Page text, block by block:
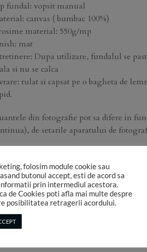
fundal: vopsit manual
canvas ( bumbac 100%)
material: 550g/mp
mat
Dupa utilizare, fundalul se
si nu se calca
rulat si capsat pe o bagheta de
din fotografie pot sa difere in
de setarile aparatului de
folosim module cookie sau
butonul accept, esti de acord sa
prin intermediul acestora.
de Cookies poti afla mai multe despre
posibilitatea retragerii acordului.